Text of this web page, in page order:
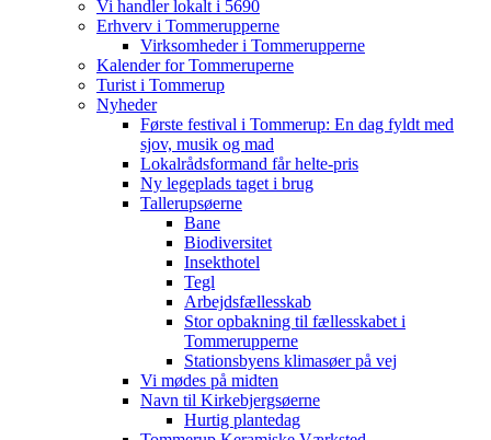
Vi handler lokalt i 5690
Erhverv i Tommerupperne
Virksomheder i Tommerupperne
Kalender for Tommeruperne
Turist i Tommerup
Nyheder
Første festival i Tommerup: En dag fyldt med
sjov, musik og mad
Lokalrådsformand får helte-pris
Ny legeplads taget i brug
Tallerupsøerne
Bane
Biodiversitet
Insekthotel
Tegl
Arbejdsfællesskab
Stor opbakning til fællesskabet i
Tommerupperne
Stationsbyens klimasøer på vej
Vi mødes på midten
Navn til Kirkebjergsøerne
Hurtig plantedag